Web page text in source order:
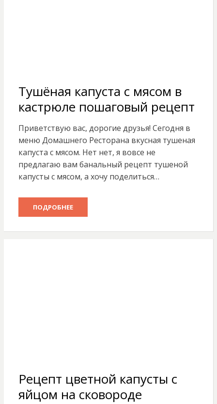
Тушёная капуста с мясом в
кастрюле пошаговый рецепт
Приветствую вас, дорогие друзья! Сегодня в
меню Домашнего Ресторана вкусная тушеная
капуста с мясом. Нет нет, я вовсе не
предлагаю вам банальный рецепт тушеной
капусты с мясом, а хочу поделиться…
ПОДРОБНЕЕ
Рецепт цветной капусты с
яйцом на сковороде